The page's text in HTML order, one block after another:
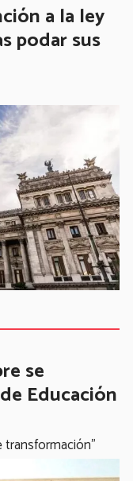
a la ley
podar sus
se
Educación
transformación"